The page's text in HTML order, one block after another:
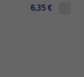
6,35 €